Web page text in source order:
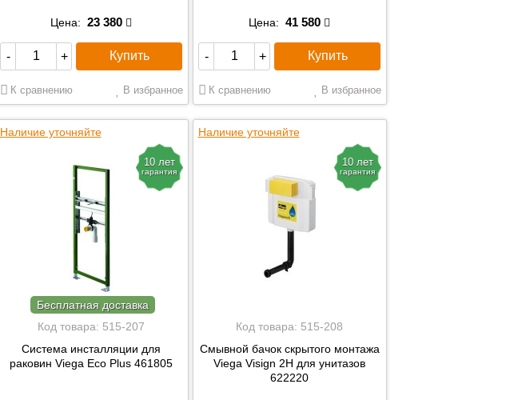
Цена: 23 380
- + Купить
К сравнению В избранное
Цена: 41 580
- + Купить
К сравнению В избранное
Наличие уточняйте
10 лет
гарантия
Бесплатная доставка
Код товара: 515-207
Система инсталляции для
раковин Viega Eco Plus 461805
Наличие уточняйте
10 лет
гарантия
Код товара: 515-208
Смывной бачок скрытого монтажа
Viega Visign 2H для унитазов
622220